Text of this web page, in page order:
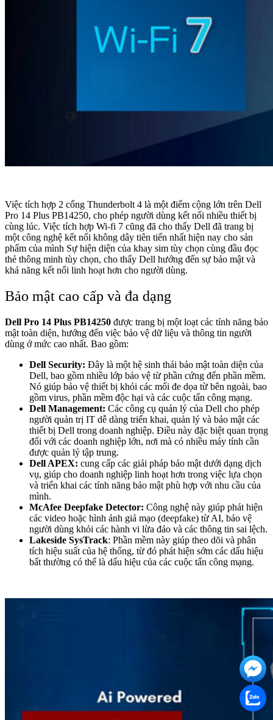
Việc tích hợp 2 cổng Thunderbolt 4 là một điểm cộng lớn trên Dell
Pro 14 Plus PB14250, cho phép người dùng kết nối nhiều thiết bị
cùng lúc. Việc tích hợp Wi-fi 7 cũng đã cho thấy Dell đã trang bị
một công nghệ kết nối không dây tiên tiến nhất hiện nay cho sản
phẩm của mình Sự hiện diện của khay sim tùy chọn cùng đầu đọc
thẻ thông minh tùy chọn, cho thấy Dell hướng đến sự bảo mật và
khả năng kết nối linh hoạt hơn cho người dùng.
Bảo mật cao cấp và đa dạng
Dell Pro 14 Plus PB14250 được trang bị một loạt các tính năng bảo
mật toàn diện, hướng đến việc bảo vệ dữ liệu và thông tin người
dùng ở mức cao nhất. Bao gồm:
Dell Security: Đây là một hệ sinh thái bảo mật toàn diện của
Dell, bao gồm nhiều lớp bảo vệ từ phần cứng đến phần mềm.
Nó giúp bảo vệ thiết bị khỏi các mối đe dọa từ bên ngoài, bao
gồm virus, phần mềm độc hại và các cuộc tấn công mạng.
Dell Management: Các công cụ quản lý của Dell cho phép
người quản trị IT dễ dàng triển khai, quản lý và bảo mật các
thiết bị Dell trong doanh nghiệp. Điều này đặc biệt quan trọng
đối với các doanh nghiệp lớn, nơi mà có nhiều máy tính cần
được quản lý tập trung.
Dell APEX: cung cấp các giải pháp bảo mật dưới dạng dịch
vụ, giúp cho doanh nghiệp linh hoạt hơn trong việc lựa chọn
và triển khai các tính năng bảo mật phù hợp với nhu cầu của
mình.
McAfee Deepfake Detector: Công nghệ này giúp phát hiện
các video hoặc hình ảnh giả mạo (deepfake) từ AI, bảo vệ
người dùng khỏi các hành vi lừa đảo và các thông tin sai lệch.
Lakeside SysTrack: Phần mềm này giúp theo dõi và phân
tích hiệu suất của hệ thống, từ đó phát hiện sớm các dấu hiệu
bất thường có thể là dấu hiệu của các cuộc tấn công mạng.